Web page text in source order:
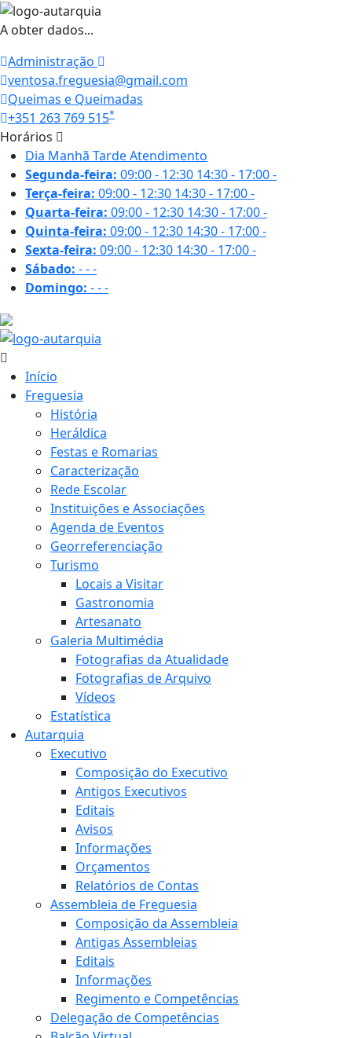
A obter dados...
Administração
ventosa.freguesia@gmail.com
Queimas e Queimadas
+351 263 769 515*
Horários
Dia Manhã TardeAtendimento
Segunda-feira: 09:00 - 12:30 14:30 - 17:00-
Terça-feira: 09:00 - 12:30 14:30 - 17:00-
Quarta-feira: 09:00 - 12:30 14:30 - 17:00-
Quinta-feira: 09:00 - 12:30 14:30 - 17:00-
Sexta-feira: 09:00 - 12:30 14:30 - 17:00-
Sábado: ---
Domingo: ---
Início
Freguesia
História
Heráldica
Festas e Romarias
Caracterização
Rede Escolar
Instituições e Associações
Agenda de Eventos
Georreferenciação
Turismo
Locais a Visitar
Gastronomia
Artesanato
Galeria Multimédia
Fotografias da Atualidade
Fotografias de Arquivo
Vídeos
Estatística
Autarquia
Executivo
Composição do Executivo
Antigos Executivos
Editais
Avisos
Informações
Orçamentos
Relatórios de Contas
Assembleia de Freguesia
Composição da Assembleia
Antigas Assembleias
Editais
Informações
Regimento e Competências
Delegação de Competências